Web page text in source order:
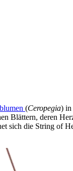
(Ceropegia) in
Blättern, deren
sich die String of